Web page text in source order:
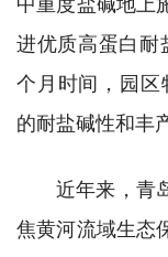
中重度盐碱地上
进优质高蛋白耐
个月时间，园区
的耐盐碱性和丰
近年来，青
焦黄河流域生态